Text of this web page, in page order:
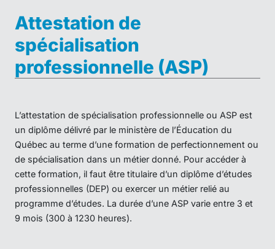
Attestation de
spécialisation
professionnelle (ASP)
L’attestation de spécialisation professionnelle ou ASP est
un diplôme délivré par le ministère de l’Éducation du
Québec au terme d’une formation de perfectionnement ou
de spécialisation dans un métier donné. Pour accéder à
cette formation, il faut être titulaire d’un diplôme d’études
professionnelles (DEP) ou exercer un métier relié au
programme d’études. La durée d’une ASP varie entre 3 et
9 mois (300 à 1230 heures).